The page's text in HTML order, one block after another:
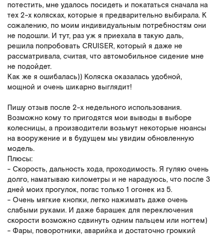
потестить, мне удалось посидеть и покататься сначала на
тех 2-х колясках, которые я предварительно выбирала. К
сожалению, по моим индивидуальным потребностям они
не подошли. И тут, раз уж я приехала в такую даль,
решила попробовать CRUISER, который я даже не
рассматривала, считая, что автомобильное сидение мне
не подойдет.
Как же я ошибалась)) Коляска оказалась удобной,
мощной и очень шикарно выглядит!
Пишу отзыв после 2-х недельного использования.
Возможно кому то пригодятся мои выводы в выборе
колесницы, а производители возьмут некоторые нюансы
на вооружение и в будущем мы увидим обновленную
модель.
Плюсы:
- Скорость, дальность хода, проходимость. Я гуляю очень
долго, наматываю километры и не нарадуюсь, что после 3
дней моих прогулок, погас только 1 огонек из 5.
- Очень мягкие кнопки, легко нажимать даже очень
слабыми руками. И даже барашек для переключения
скорости возможно сдвинуть одним пальцем или ногтем)
- Фары, поворотники, аварийка и достаточно громкий